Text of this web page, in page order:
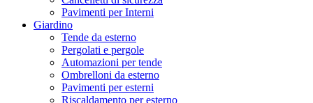
Pavimenti per Interni
Giardino
Tende da esterno
Pergolati e pergole
Automazioni per tende
Ombrelloni da esterno
Pavimenti per esterni
Riscaldamento per esterno